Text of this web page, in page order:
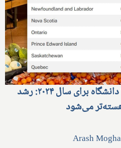
آخرین پیش‌بینی اقتصادی ۴ دانشگاه برای سال ۲۰۲۴: رشد
می‌شود
Arash